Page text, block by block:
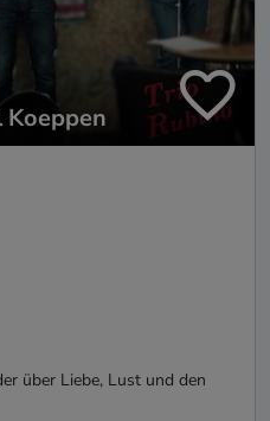
Koeppen
über Liebe, Lust und den